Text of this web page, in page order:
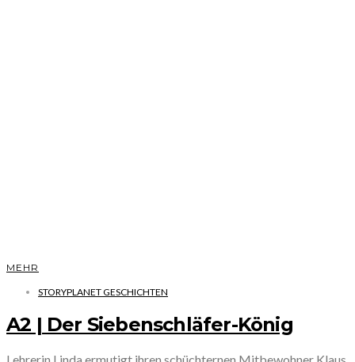
MEHR
STORYPLANET GESCHICHTEN
A2 | Der Siebenschläfer-König